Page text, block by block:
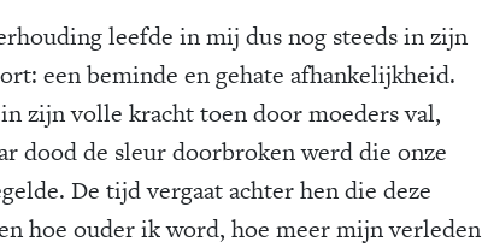
leefde in mij dus nog steeds in zijn
een beminde en gehate afhankelijkheid.
zijn volle kracht toen door moeders val,
dood de sleur doorbroken werd die onze
De tijd vergaat achter hen die deze
hoe ouder ik word, hoe meer mijn verleden